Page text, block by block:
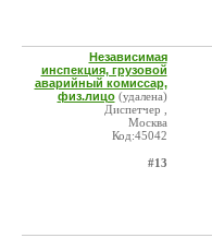
Независимая
инспекция, грузовой
аварийный комиссар,
физ.лицо (удалена)
Диспетчер ,
Москва
Код:45042
#13